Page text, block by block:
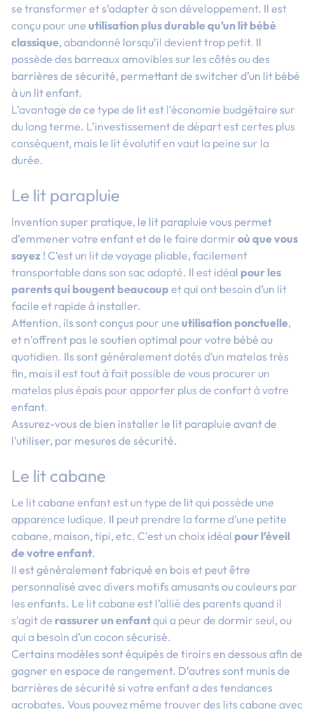
se transformer et s’adapter à son développement. Il est
conçu pour une utilisation plus durable qu’un lit bébé
classique, abandonné lorsqu’il devient trop petit. Il
possède des barreaux amovibles sur les côtés ou des
barrières de sécurité, permettant de switcher d’un lit bébé
à un lit enfant.
L’avantage de ce type de lit est l’économie budgétaire sur
du long terme. L’investissement de départ est certes plus
conséquent, mais le lit évolutif en vaut la peine sur la
durée.
Le lit parapluie
Invention super pratique, le lit parapluie vous permet
d’emmener votre enfant et de le faire dormir où que vous
soyez ! C’est un lit de voyage pliable, facilement
transportable dans son sac adapté. Il est idéal pour les
parents qui bougent beaucoup et qui ont besoin d’un lit
facile et rapide à installer.
Attention, ils sont conçus pour une utilisation ponctuelle,
et n’offrent pas le soutien optimal pour votre bébé au
quotidien. Ils sont généralement dotés d’un matelas très
fin, mais il est tout à fait possible de vous procurer un
matelas plus épais pour apporter plus de confort à votre
enfant.
Assurez-vous de bien installer le lit parapluie avant de
l’utiliser, par mesures de sécurité.
Le lit cabane
Le lit cabane enfant est un type de lit qui possède une
apparence ludique. Il peut prendre la forme d’une petite
cabane, maison, tipi, etc. C’est un choix idéal pour l’éveil
de votre enfant.
Il est généralement fabriqué en bois et peut être
personnalisé avec divers motifs amusants ou couleurs par
les enfants. Le lit cabane est l’allié des parents quand il
s’agit de rassurer un enfantqui a peur de dormir seul, ou
qui a besoin d’un cocon sécurisé.
Certains modèles sont équipés de tiroirs en dessous afin de
gagner en espace de rangement. D’autres sont munis de
barrières de sécurité si votre enfant a des tendances
acrobates. Vous pouvez même trouver des lits cabane avec